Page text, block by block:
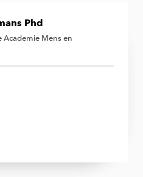
Phd
Academie Mens en
Phd